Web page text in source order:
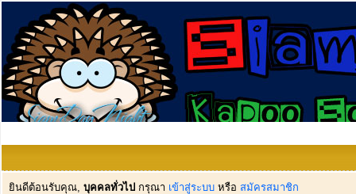
ยินดีต้อนรับคุณ, บุคคลทั่วไป กรุณา เข้าสู่ระบบ หรือ สมัครสมาชิก